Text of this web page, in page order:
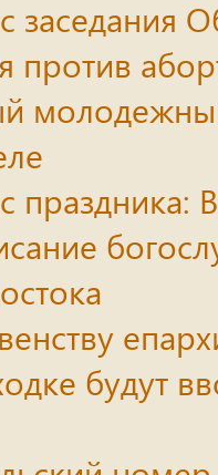
заседания
против
праздника:
будут